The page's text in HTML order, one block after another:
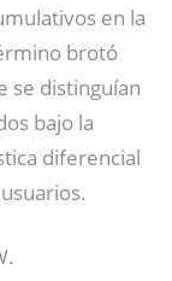
en la
brotó
se distinguían
bajo la
diferencial